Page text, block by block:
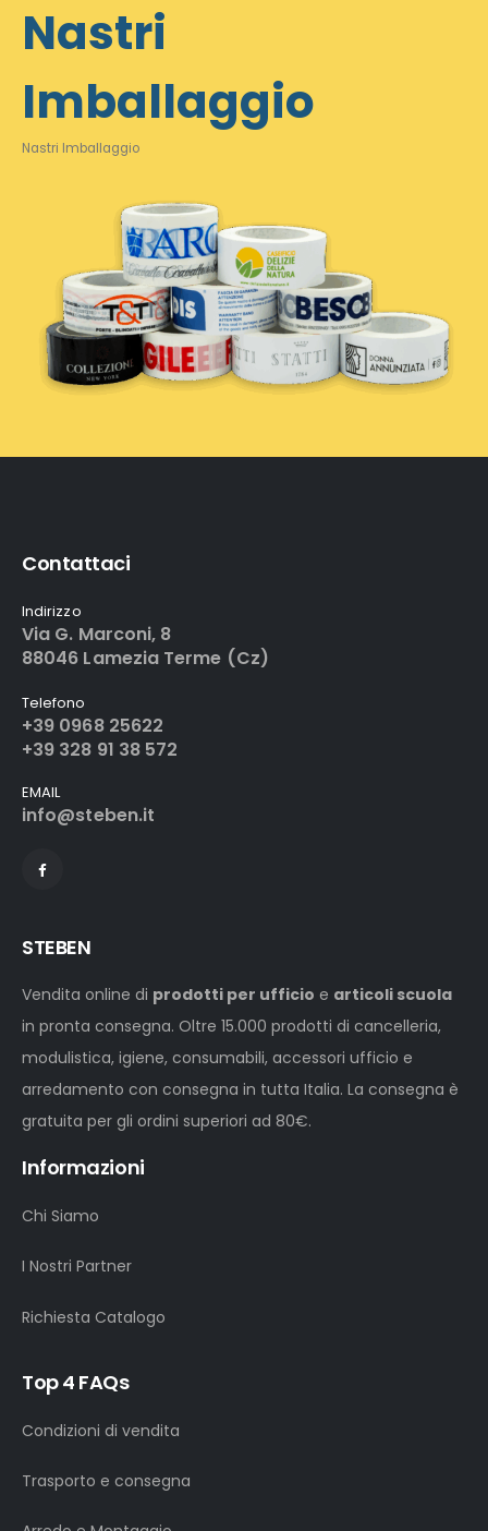
Nastri
Imballaggio
Nastri Imballaggio
Contattaci
Indirizzo
Via G. Marconi, 8
88046 Lamezia Terme (Cz)
Telefono
+39 0968 25622
+39 328 91 38 572
EMAIL
info@steben.it
STEBEN
Vendita online di prodotti per ufficio e articoli scuola
in pronta consegna. Oltre 15.000 prodotti di cancelleria,
modulistica, igiene, consumabili, accessori ufficio e
arredamento con consegna in tutta Italia. La consegna è
gratuita per gli ordini superiori ad 80€.
Informazioni
Chi Siamo
I Nostri Partner
Richiesta Catalogo
Top 4 FAQs
Condizioni di vendita
Trasporto e consegna